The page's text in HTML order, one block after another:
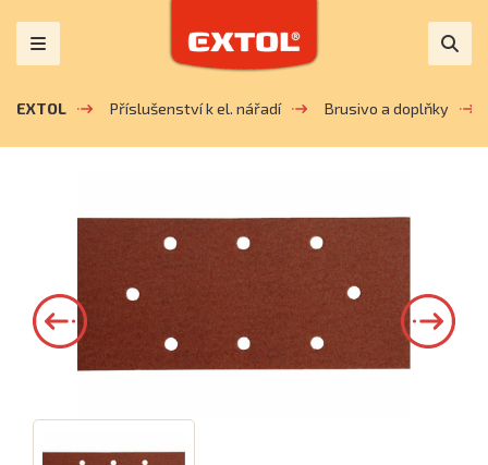
EXTOL Příslušenství k el. nářadí Brusivo a doplňky